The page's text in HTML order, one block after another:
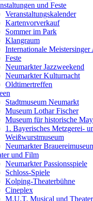
und Feste
Veranstaltungskalender
Kartenvorverkauf
Sommer im Park
Klangraum
Internationale Meistersinger
Feste
Neumarkter Jazzweekend
Neumarkter Kulturnacht
Oldtimertreffen
Stadtmuseum Neumarkt
Museum Lothar Fischer
Museum für historische
1. Bayerisches Metzgerei-
Weißwurstmuseum
Neumarkter
und Film
Neumarkter Passionsspiele
Schloss-Spiele
Kolping-Theaterbühne
Cineplex
M.U.T. Musical und